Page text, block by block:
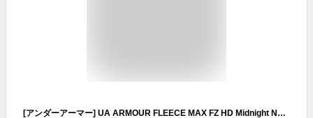
[アンダーアーマー] UA ARMOUR FLEECE MAX FZ HD Midnight Navy LG